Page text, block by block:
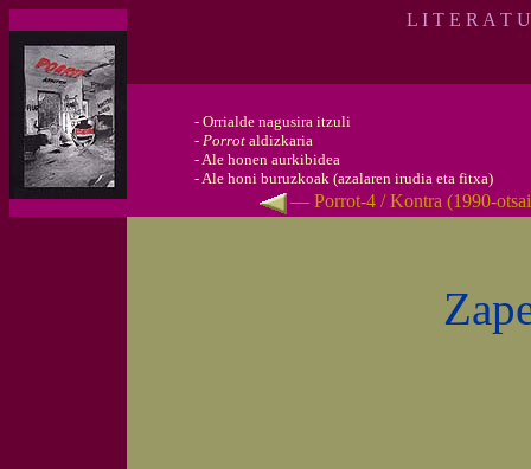
L I T E R A T
- Orrialde nagusira itzuli
- Porrot aldizkaria
-Ale honen aurkibidea
-Ale honi buruzkoak (azalaren irudia eta fitxa)
— Porrot-4 / Kontra (1990-